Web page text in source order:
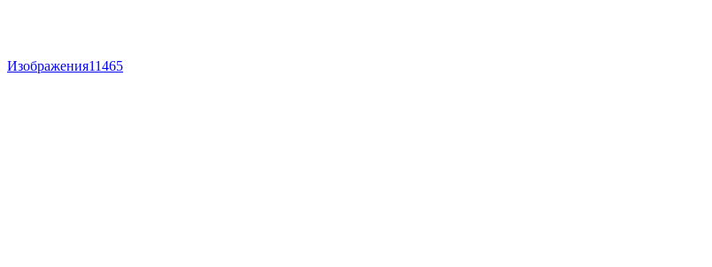
Изображения11465